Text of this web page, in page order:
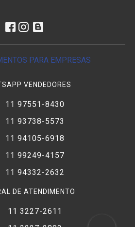
PARA EMPRESAS
VENDEDORES
11 97551-8430
11 93738-5573
11 94105-6918
11 99249-4157
11 94332-2632
DE ATENDIMENTO
11 3227-2611